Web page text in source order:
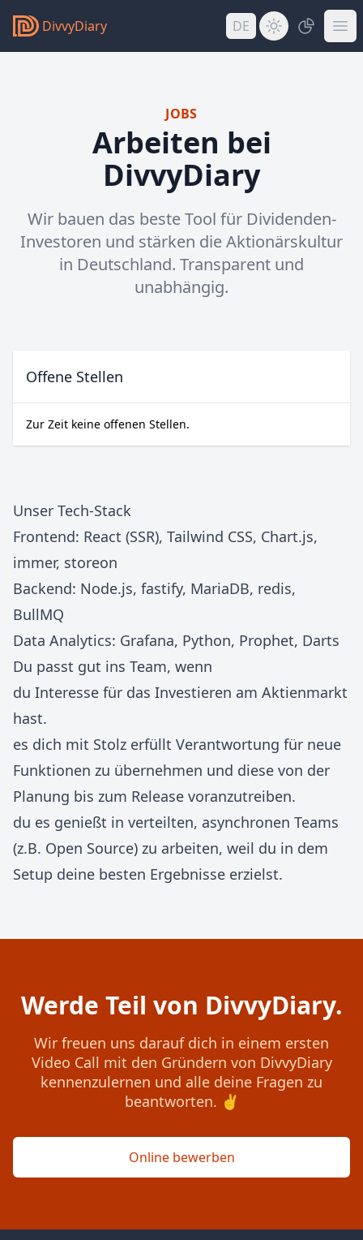
DivvyDiary DE
JOBS
Arbeiten bei
DivvyDiary
Wir bauen das beste Tool für Dividenden-
Investoren und stärken die Aktionärskultur
in Deutschland. Transparent und
unabhängig.
Offene Stellen
Zur Zeit keine offenen Stellen.
Unser Tech-Stack
Frontend: React (SSR), Tailwind CSS, Chart.js,
immer, storeon
Backend: Node.js, fastify, MariaDB, redis,
BullMQ
Data Analytics: Grafana, Python, Prophet, Darts
Du passt gut ins Team, wenn
du Interesse für das Investieren am Aktienmarkt
hast.
es dich mit Stolz erfüllt Verantwortung für neue
Funktionen zu übernehmen und diese von der
Planung bis zum Release voranzutreiben.
du es genießt in verteilten, asynchronen Teams
(z.B. Open Source) zu arbeiten, weil du in dem
Setup deine besten Ergebnisse erzielst.
Werde Teil von DivvyDiary.
Wir freuen uns darauf dich in einem ersten
Video Call mit den Gründern von DivvyDiary
kennenzulernen und alle deine Fragen zu
beantworten. ✌️
Online bewerben